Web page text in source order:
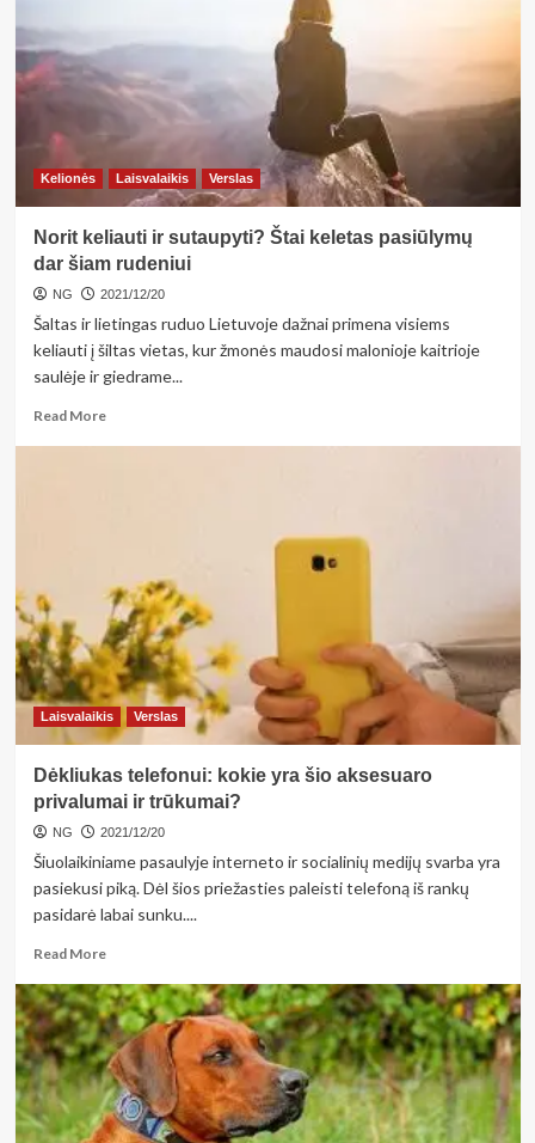
verta
žinoti
Kelionės Laisvalaikis Verslas
Norit keliauti ir sutaupyti? Štai keletas pasiūlymų
dar šiam rudeniui
NG 2021/12/20
Šaltas ir lietingas ruduo Lietuvoje dažnai primena visiems
keliauti į šiltas vietas, kur žmonės maudosi malonioje kaitrioje
saulėje ir giedrame...
Read MoreRead
keletas
pasiūlymų
dar
šiam
rudeniui
Laisvalaikis Verslas
Dėkliukas telefonui: kokie yra šio aksesuaro
privalumai ir trūkumai?
NG 2021/12/20
Šiuolaikiniame pasaulyje interneto ir socialinių medijų svarba yra
pasiekusi piką. Dėl šios priežasties paleisti telefoną iš rankų
pasidarė labai sunku....
Read MoreRead
about
Dėkliukas
telefonui:
kokie
yra
šio
aksesuaro